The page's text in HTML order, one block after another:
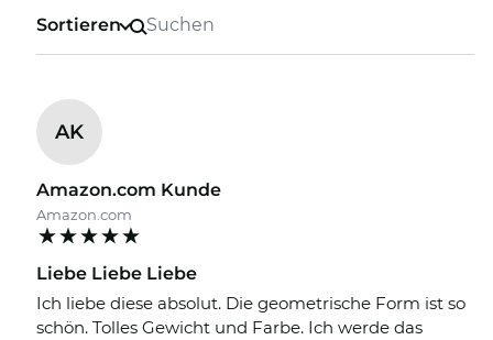
Sortieren
AK
Amazon.com Kunde
Amazon.com
Liebe Liebe Liebe
Ich liebe diese absolut. Die geometrische Form ist so
schön. Tolles Gewicht und Farbe. Ich werde das